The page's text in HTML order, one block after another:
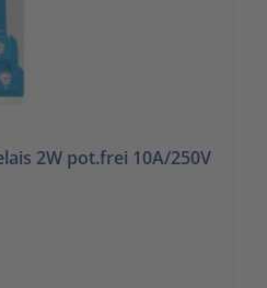
2W pot.frei 10A/250V